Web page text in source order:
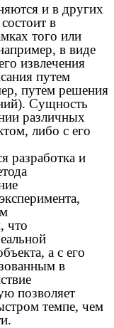
и в других
в
того или
в виде
извлечения
путем
путем решения
Сущность
различных
либо с его
разработка и
что
а с его
в
позволяет
темпе, чем